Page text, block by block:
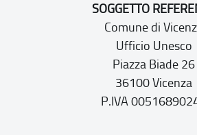
SOGGETTO
Comune di
Ufficio Unesco
Piazza Biade 26
36100 Vicenza
P.IVA